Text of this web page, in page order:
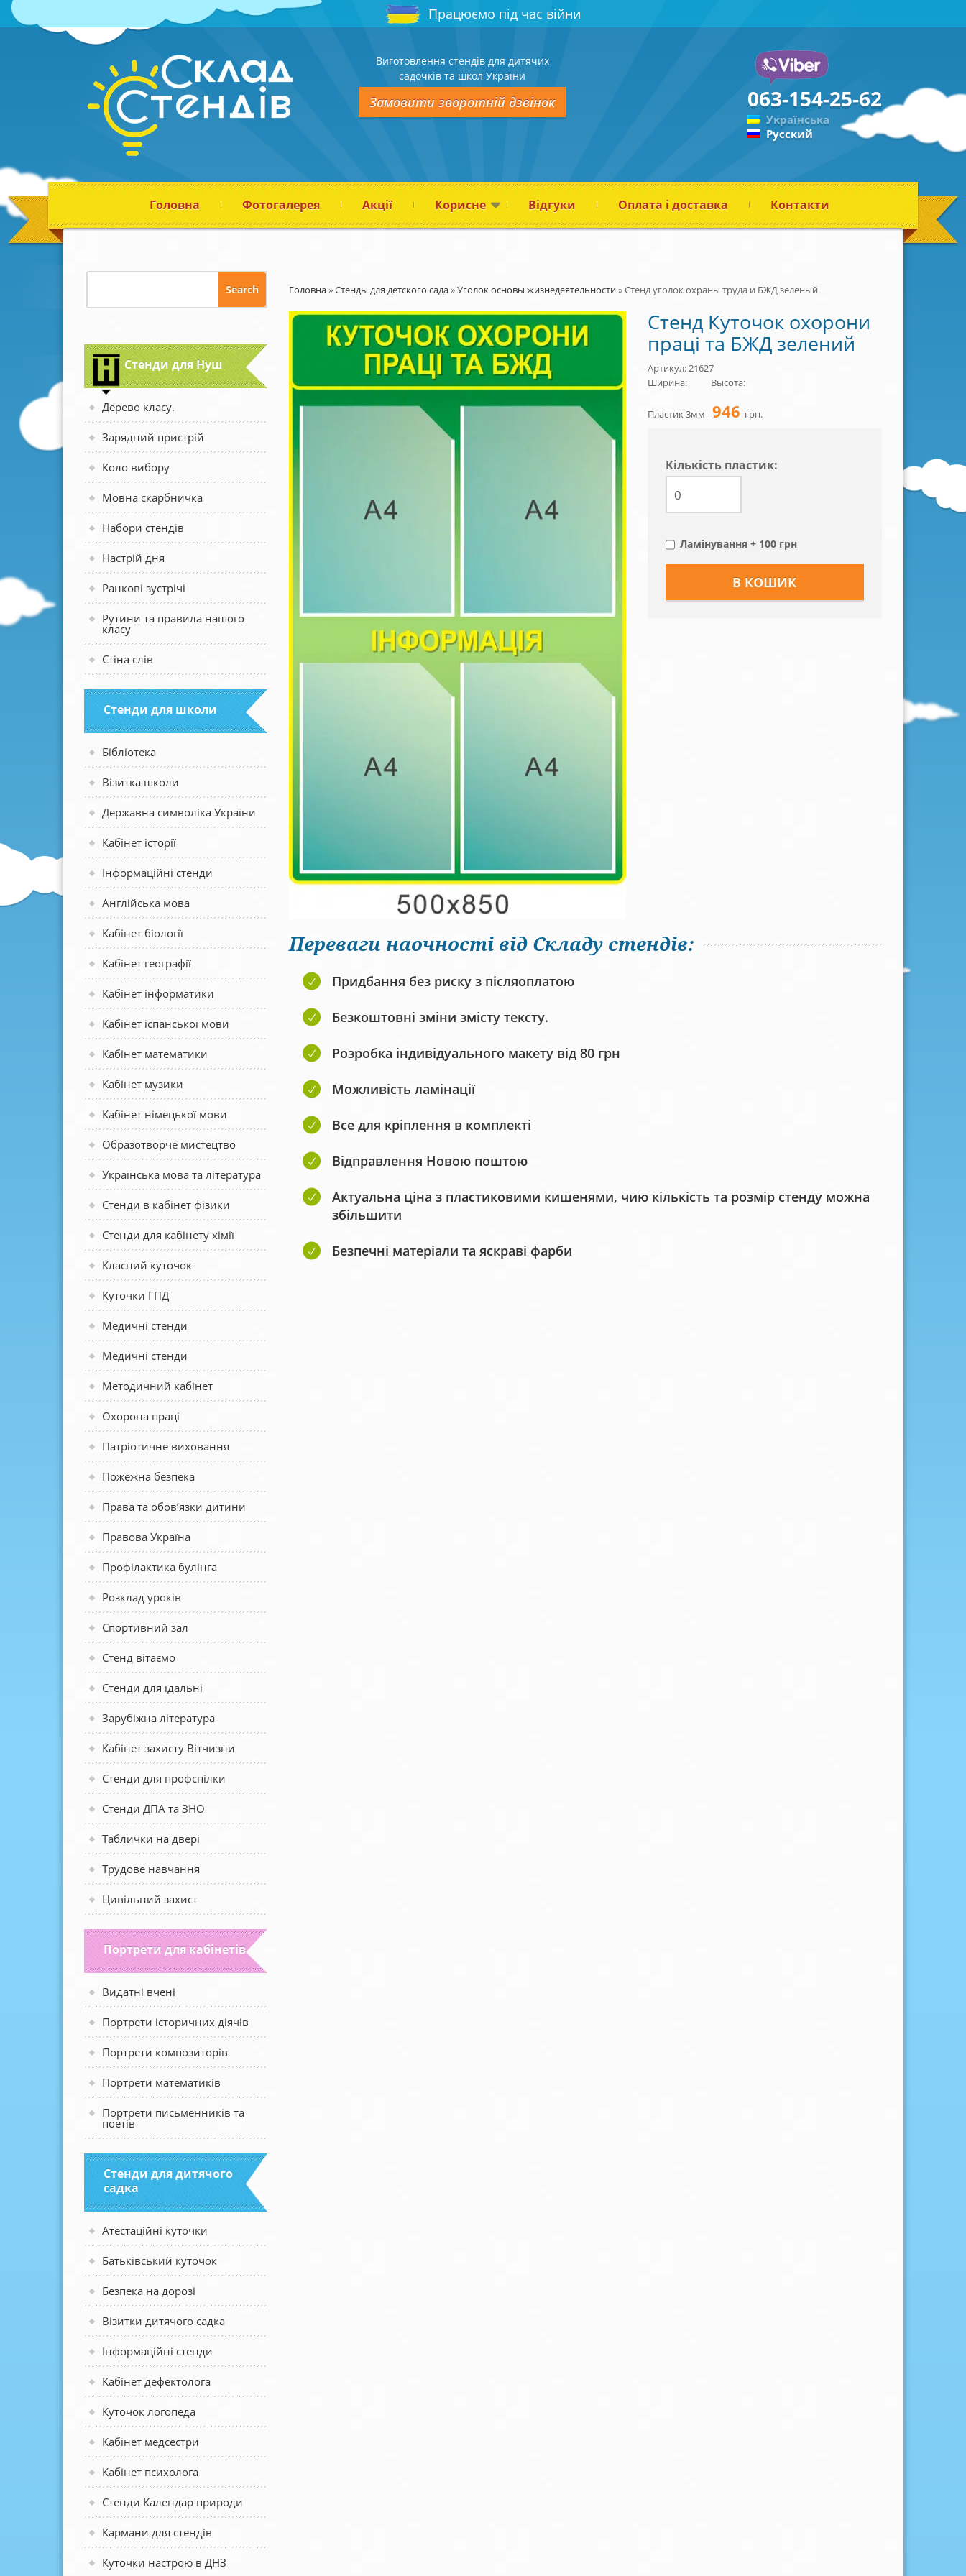
Працюємо під час війни
Виготовлення стендів для дитячих
садочків та школ України
Замовити зворотній дзвінок 063-154-25-62
Українська
Русский
Головна Фотогалерея Акції Корисне Відгуки Оплата і доставка Контакти
Стенди для Нуш
Дерево класу.
Зарядний пристрій
Коло вибору
Мовна скарбничка
Набори стендів
Настрій дня
Ранкові зустрічі
Рутини та правила нашого
класу
Стіна слів
Стенди для школи
Бібліотека
Візитка школи
Державна символіка України
Кабінет історії
Інформаційні стенди
Англійська мова
Кабінет біології
Кабінет географії
Кабінет інформатики
Кабінет іспанської мови
Кабінет математики
Кабінет музики
Кабінет німецької мови
Образотворче мистецтво
Українська мова та література
Стенди в кабінет фізики
Стенди для кабінету хімії
Класний куточок
Куточки ГПД
Медичні стенди
Медичні стенди
Методичний кабінет
Охорона праці
Патріотичне виховання
Пожежна безпека
Права та обов’язки дитини
Правова Україна
Профілактика булінга
Розклад уроків
Спортивний зал
Стенд вітаємо
Стенди для їдальні
Зарубіжна література
Кабінет захисту Вітчизни
Стенди для профспілки
Стенди ДПА та ЗНО
Таблички на двері
Трудове навчання
Цивільний захист
Портрети для кабінетів
Видатні вчені
Портрети історичних діячів
Портрети композиторів
Портрети математиків
Портрети письменників та
поетів
Стенди для дитячого
садка
Атестаційні куточки
Батьківський куточок
Безпека на дорозі
Візитки дитячого садка
Інформаційні стенди
Кабінет дефектолога
Куточок логопеда
Кабінет медсестри
Кабінет психолога
Стенди Календар природи
Кармани для стендів
Куточки настрою в ДНЗ
Головна»Стенды для детского сада»Уголок основы жизнедеятельности»Стенд уголок охраны труда и БЖД зеленый
Стенд Куточок охорони
праці та БЖД зелений
Артикул: 21627
Ширина:
Высота:
Пластик 3мм -946 грн.
Кiлькiсть пластик:
Ламінування + 100 грн
Переваги наочності від Складу стендів:
Придбання без риску з післяоплатою
Безкоштовні зміни змісту тексту.
Розробка індивідуального макету від 80 грн
Можливість ламінації
Все для кріплення в комплекті
Відправлення Новою поштою
Актуальна ціна з пластиковими кишенями, чию кількість та розмір стенду можна
збільшити
Безпечні матеріали та яскраві фарби